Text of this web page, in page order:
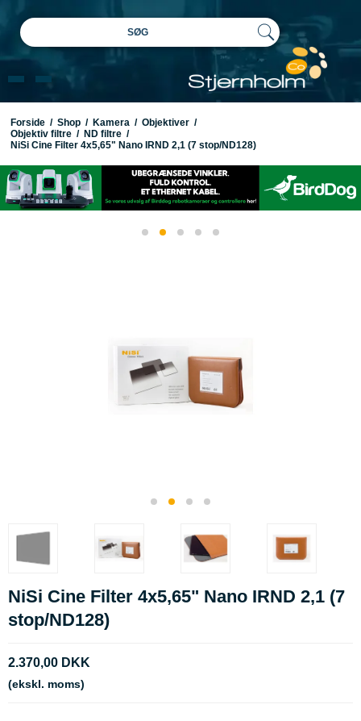
SØG
Forside / Shop / Kamera / Objektiver /
Objektiv filtre / ND filtre /
NiSi Cine Filter 4x5,65" Nano IRND 2,1 (7 stop/ND128)
NiSi Cine Filter 4x5,65" Nano IRND 2,1 (7
stop/ND128)
2.370,00 DKK
(ekskl. moms)